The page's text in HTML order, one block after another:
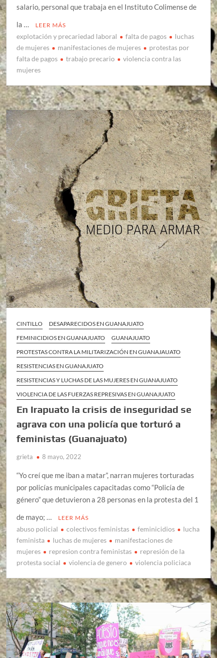
salario, personal que trabaja en el Instituto Colimense de
la …
LEER MÁS
explotación y precariedad laboral falta de pagos
luchas
de mujeres
manifestaciones de mujeres
protestas por
falta de pagos
trabajo precario
violencia contra las
mujeres
CINTILLO
DESAPARECIDOS EN GUANAJUATO
FEMINICIDIOS EN GUANAJUATO
GUANAJUATO
PROTESTAS CONTRA LA MILITARIZACIÓN EN GUANAJAUATO
RESISTENCIAS EN GUANAJUATO
RESISTENCIAS Y LUCHAS DE LAS MUJERES EN GUANAJUATO
VIOLENCIA DE LAS FUERZAS REPRESIVAS EN GUANAJUATO
En Irapuato la crisis de inseguridad se
agrava con una policía que torturó a
feministas (Guanajuato)
grieta 8 mayo, 2022
“Yo creí que me iban a matar”, narran mujeres torturadas
por policías municipales capacitadas como “Policía de
género” que detuvieron a 28 personas en la protesta del 1
de mayo; …
LEER MÁS
abuso policial colectivos feministas feminicidios
lucha
feminista
luchas de mujeres
manifestaciones de
mujeres
represion contra feministas
represión de la
protesta social
violencia de genero violencia policiaca